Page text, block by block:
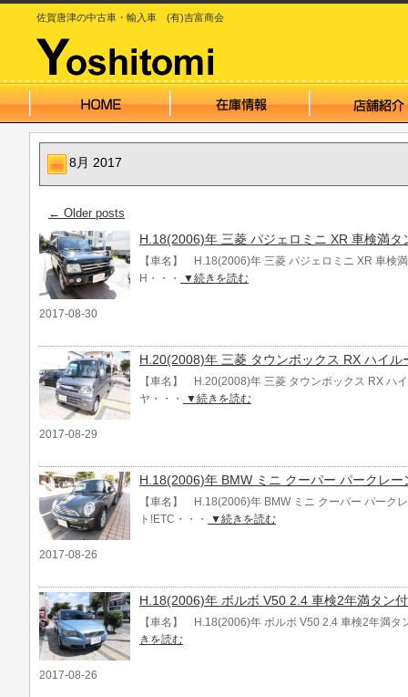
佐賀唐津の中古車・輸入車 (有)吉富商会
8月 2017
← Older posts
H.18(2006)年 三菱 パジェロミニ XR 車検満タ
【車名】 H.18(2006)年 三菱 パジェロミニ XR 車
H・・・
▼続きを読む
2017-08-30
H.20(2008)年 三菱 タウンボックス RX ハイ
【車名】 H.20(2008)年 三菱 タウンボックス RX ハ
ヤ・・・
▼続きを読む
2017-08-29
H.18(2006)年 BMW ミニ クーパー パークレ
【車名】 H.18(2006)年 BMW ミニ クーパー パーク
ト!ETC・・・
▼続きを読む
2017-08-26
H.18(2006)年 ボルボ V50 2.4 車検2年満タン
【車名】 H.18(2006)年 ボルボ V50 2.4 車検2年満
きを読む
2017-08-26